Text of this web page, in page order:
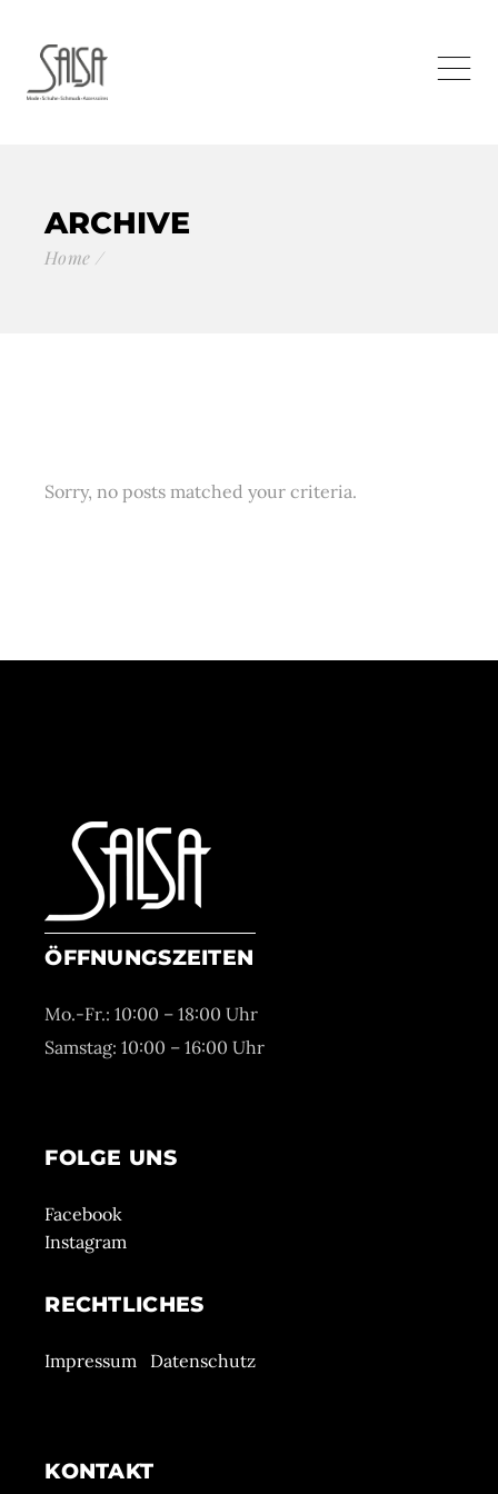
ARCHIVE
Home
Sorry, no posts matched your criteria.
ÖFFNUNGSZEITEN
Mo.-Fr.: 10:00 – 18:00 Uhr
Samstag: 10:00 – 16:00 Uhr
FOLGE UNS
Facebook
Instagram
RECHTLICHES
Impressum Datenschutz
KONTAKT